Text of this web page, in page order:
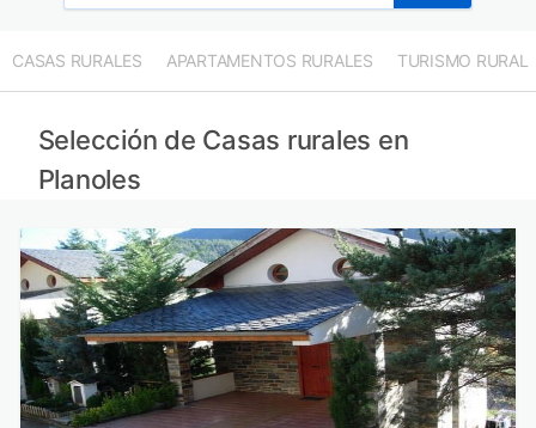
CASAS RURALES APARTAMENTOS RURALES TURISMO RURAL
Selección de Casas rurales en
Planoles